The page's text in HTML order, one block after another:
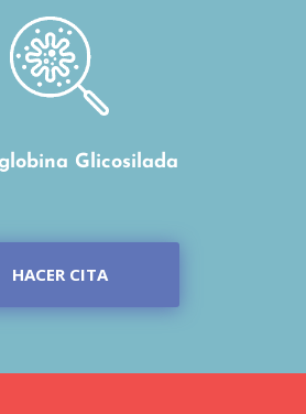
Glicosilada
HACER CITA